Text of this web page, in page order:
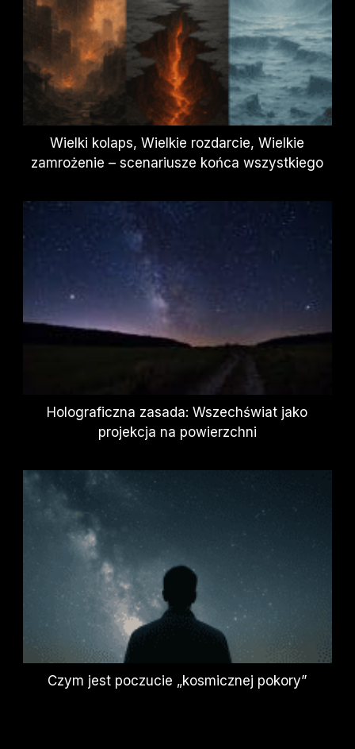
Wielki kolaps, Wielkie rozdarcie, Wielkie
zamrożenie – scenariusze końca wszystkiego
Holograficzna zasada: Wszechświat jako
projekcja na powierzchni
Czym jest poczucie „kosmicznej pokory”